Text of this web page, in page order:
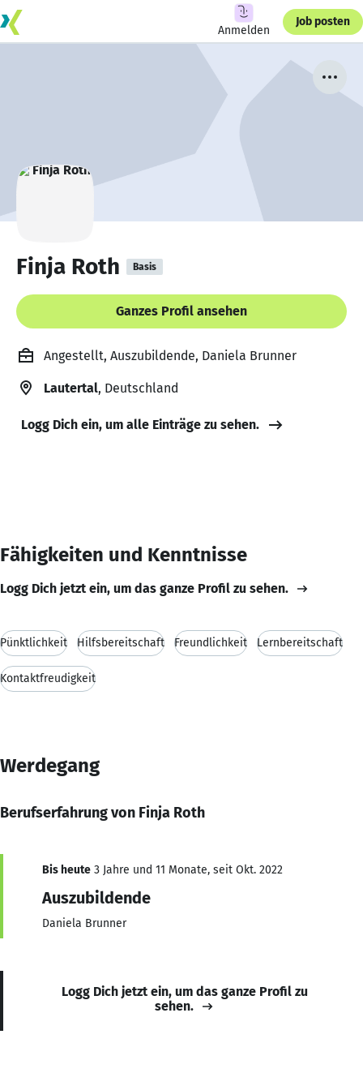
Anmelden
Job posten
Finja Roth Basis
Ganzes Profil ansehen
Angestellt, Auszubildende, Daniela Brunner
Lautertal, Deutschland
Logg Dich ein, um alle Einträge zu sehen.
Fähigkeiten und Kenntnisse
Logg Dich jetzt ein, um das ganze Profil zu sehen.
Pünktlichkeit Hilfsbereitschaft Freundlichkeit Lernbereitschaft
Kontaktfreudigkeit
Werdegang
Berufserfahrung von Finja Roth
Bis heute 3 Jahre und 11 Monate, seit Okt. 2022
Auszubildende
Daniela Brunner
Logg Dich jetzt ein, um das ganze Profil zu
sehen.